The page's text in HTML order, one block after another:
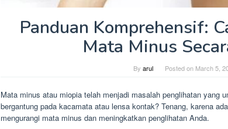
Panduan Komprehensif:
Mata Minus
By arul Posted on March 5,
Mata minus atau miopia telah menjadi masalah penglihatan yang
bergantung pada kacamata atau lensa kontak? Tenang, karena
mengurangi mata minus dan meningkatkan penglihatan Anda.